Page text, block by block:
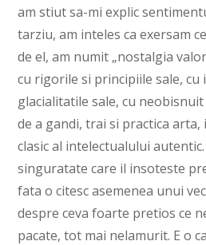
am stiut sa-mi explic
tarziu, am inteles ca exersam
de el, am numit „nostalgia
cu rigorile si principiile sale, cu
glacialitatile sale, cu
de a gandi, trai si practica
clasic al intelectualului
singuratate care il insoteste
fata o citesc asemenea unui
despre ceva foarte pretios ce
pacate, tot mai nelamurit. E o